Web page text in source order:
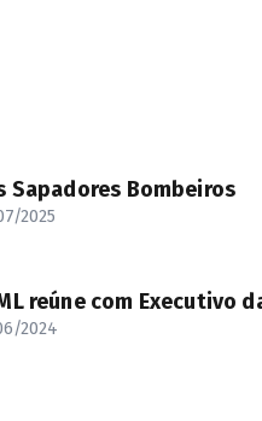
Sapadores Bombeiros
2025
reúne com Executivo
2024